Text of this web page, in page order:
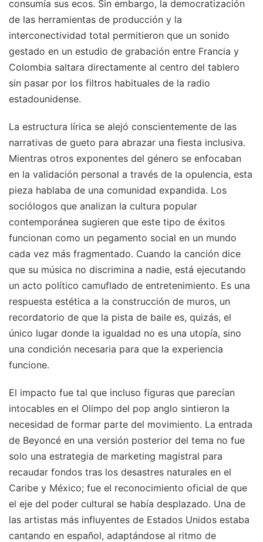
consumía sus ecos. Sin embargo, la democratización
de las herramientas de producción y la
interconectividad total permitieron que un sonido
gestado en un estudio de grabación entre Francia y
Colombia saltara directamente al centro del tablero
sin pasar por los filtros habituales de la radio
estadounidense.
La estructura lírica se alejó conscientemente de las
narrativas de gueto para abrazar una fiesta inclusiva.
Mientras otros exponentes del género se enfocaban
en la validación personal a través de la opulencia, esta
pieza hablaba de una comunidad expandida. Los
sociólogos que analizan la cultura popular
contemporánea sugieren que este tipo de éxitos
funcionan como un pegamento social en un mundo
cada vez más fragmentado. Cuando la canción dice
que su música no discrimina a nadie, está ejecutando
un acto político camuflado de entretenimiento. Es una
respuesta estética a la construcción de muros, un
recordatorio de que la pista de baile es, quizás, el
único lugar donde la igualdad no es una utopía, sino
una condición necesaria para que la experiencia
funcione.
El impacto fue tal que incluso figuras que parecían
intocables en el Olimpo del pop anglo sintieron la
necesidad de formar parte del movimiento. La entrada
de Beyoncé en una versión posterior del tema no fue
solo una estrategia de marketing magistral para
recaudar fondos tras los desastres naturales en el
Caribe y México; fue el reconocimiento oficial de que
el eje del poder cultural se había desplazado. Una de
las artistas más influyentes de Estados Unidos estaba
cantando en español, adaptándose al ritmo de